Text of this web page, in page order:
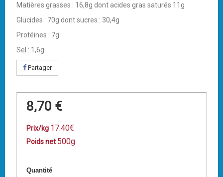
Matières grasses : 16,8g dont acides gras saturés 11g
Glucides : 70g dont sucres : 30,4g
Protéines : 7g
Sel : 1,6g
Partager
8,70 €
Prix/kg 17.40€
Poids net 500g
Quantité